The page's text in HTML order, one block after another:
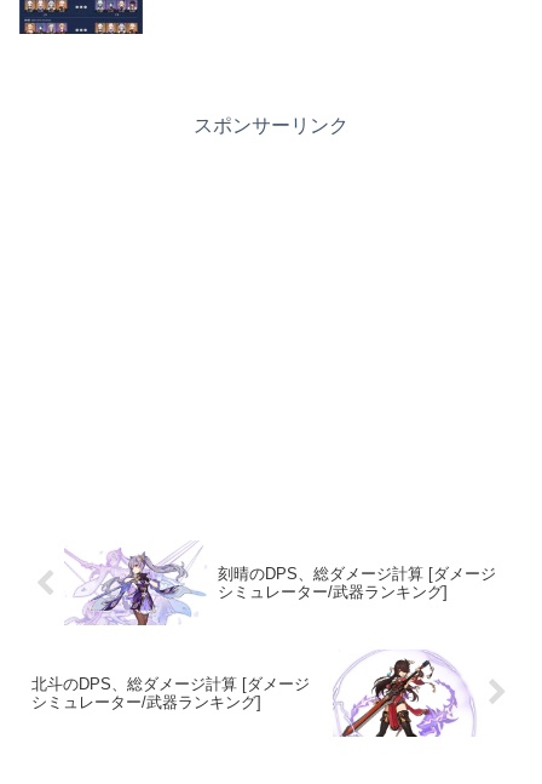
スポンサーリンク
刻晴のDPS、総ダメージ計算 [ダメージ
シミュレーター/武器ランキング]
北斗のDPS、総ダメージ計算 [ダメージ
シミュレーター/武器ランキング]